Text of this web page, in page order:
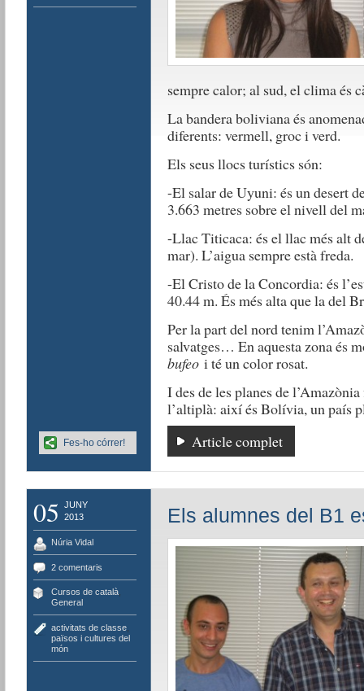
sempre calor; al sud, el clima és
La bandera boliviana és
diferents: vermell, groc i verd.
Els seus llocs turístics són:
-El salar de Uyuni: és un desert
3.663 metres sobre el nivell del
-Llac Titicaca: és el llac més alt
mar). L’aigua sempre està freda.
-El Cristo de la Concordia: és
40.44 m. És més alta que la del
Per la part del nord tenim
salvatges… En aquesta zona és
bufeo i té un color rosat.
I des de les planes de
l’altiplà: així és Bolívia, un país
Article complet
Fes-ho córrer!
05
JUNY
2013
Núria Vidal
2 comentaris
Cursos de català,
General
activitats de classe,
països i cultures del
món
Els alumnes del B1